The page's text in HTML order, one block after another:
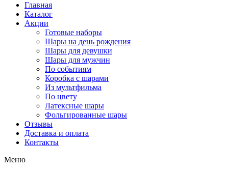
Главная
Каталог
Акции
Готовые наборы
Шары на день рождения
Шары для девушки
Шары для мужчин
По событиям
Коробка с шарами
Из мультфильма
По цвету
Латексные шары
Фольгированные шары
Отзывы
Доставка и оплата
Контакты
Меню